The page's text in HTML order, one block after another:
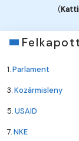
(
Felkapott
1.Parlament
3.Kozármisleny
5.USAID
7.NKE